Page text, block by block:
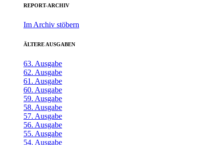
REPORT-ARCHIV
Im Archiv stöbern
ÄLTERE AUSGABEN
63. Ausgabe
62. Ausgabe
61. Ausgabe
60. Ausgabe
59. Ausgabe
58. Ausgabe
57. Ausgabe
56. Ausgabe
55. Ausgabe
54. Ausgabe